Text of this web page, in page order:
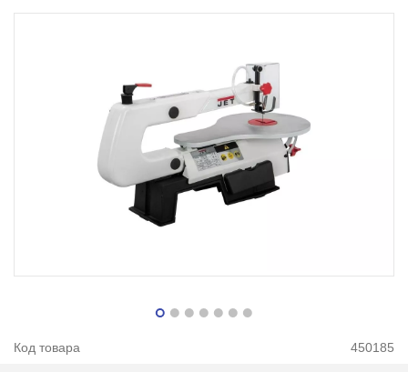
Код товара 450185